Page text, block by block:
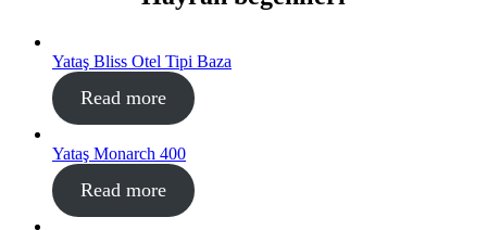
Yataş Bliss Otel Tipi Baza
Read more
Yataş Monarch 400
Read more